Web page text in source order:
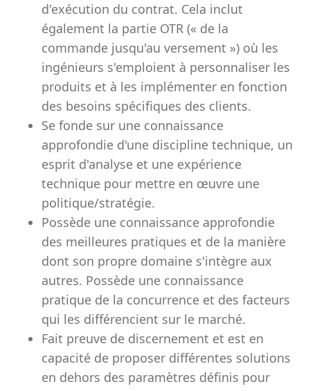
d'exécution du contrat. Cela inclut
également la partie OTR (« de la
commande jusqu'au versement ») où les
ingénieurs s'emploient à personnaliser les
produits et à les implémenter en fonction
des besoins spécifiques des clients.
Se fonde sur une connaissance
approfondie d'une discipline technique, un
esprit d'analyse et une expérience
technique pour mettre en œuvre une
politique/stratégie.
Possède une connaissance approfondie
des meilleures pratiques et de la manière
dont son propre domaine s'intègre aux
autres. Possède une connaissance
pratique de la concurrence et des facteurs
qui les différencient sur le marché.
Fait preuve de discernement et est en
capacité de proposer différentes solutions
en dehors des paramètres définis pour